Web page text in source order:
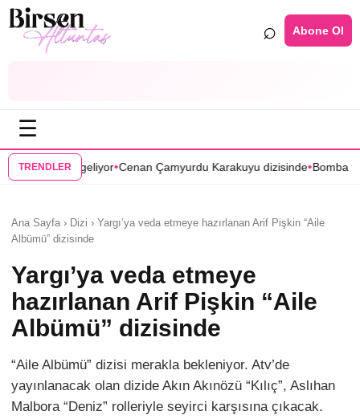
⌕ Abone Ol
☰
TRENDLER
Cenan Çamyurdu Karakuyu dizisinde•Bomba transfer! Caner
Ana Sayfa › Dizi › Yargı’ya veda etmeye hazırlanan Arif Pişkin “Aile
Albümü” dizisinde
Yargı’ya veda etmeye
hazırlanan Arif Pişkin “Aile
Albümü” dizisinde
“Aile Albümü” dizisi merakla bekleniyor. Atv’de
yayınlanacak olan dizide Akın Akınözü “Kılıç”, Aslıhan
Malbora “Deniz” rolleriyle seyirci karşısına çıkacak.